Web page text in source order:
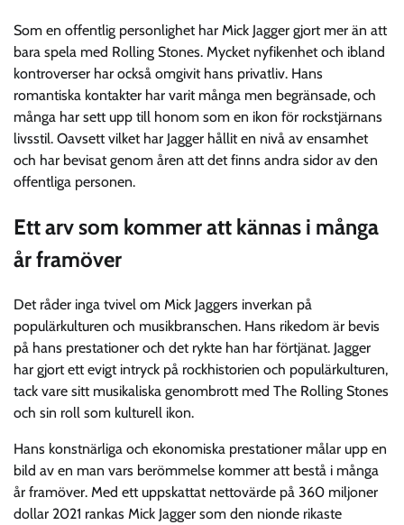
Som en offentlig personlighet har Mick Jagger gjort mer än att
bara spela med Rolling Stones. Mycket nyfikenhet och ibland
kontroverser har också omgivit hans privatliv. Hans
romantiska kontakter har varit många men begränsade, och
många har sett upp till honom som en ikon för rockstjärnans
livsstil. Oavsett vilket har Jagger hållit en nivå av ensamhet
och har bevisat genom åren att det finns andra sidor av den
offentliga personen.
Ett arv som kommer att kännas i många
år framöver
Det råder inga tvivel om Mick Jaggers inverkan på
populärkulturen och musikbranschen. Hans rikedom är bevis
på hans prestationer och det rykte han har förtjänat. Jagger
har gjort ett evigt intryck på rockhistorien och populärkulturen,
tack vare sitt musikaliska genombrott med The Rolling Stones
och sin roll som kulturell ikon.
Hans konstnärliga och ekonomiska prestationer målar upp en
bild av en man vars berömmelse kommer att bestå i många
år framöver. Med ett uppskattat nettovärde på 360 miljoner
dollar 2021 rankas Mick Jagger som den nionde rikaste